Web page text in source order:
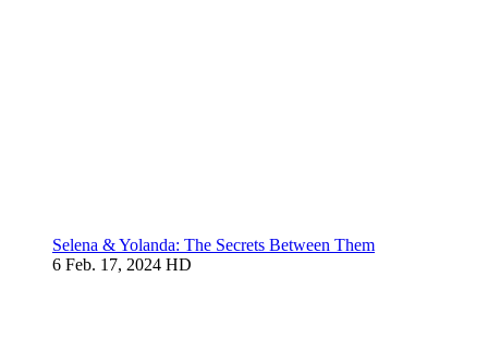
Selena & Yolanda: The Secrets Between Them
6 Feb. 17, 2024 HD